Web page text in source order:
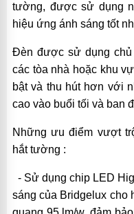
tường, được sử dụng
hiệu ứng ánh sáng tốt
Đèn được sử dụng chủ
các tòa nhà hoặc khu
bật và thu hút hơn với
cao vào buổi tối và ban
Những ưu điểm vượt
hắt tường :
- Sử dụng chip LED
sáng của Bridgelux cho